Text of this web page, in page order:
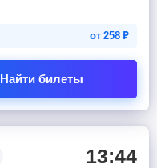
от258₽
Найти билеты
13:44